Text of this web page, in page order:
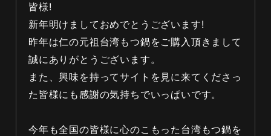
皆様!
新年明けましておめでとうございます!
昨年は仁の元祖台湾もつ鍋をご購入頂きまして
誠にありがとうございます。
また、興味を持ってサイトを見に来てくださっ
た皆様にも感謝の気持ちでいっぱいです。
今年も全国の皆様に心のこもった台湾もつ鍋を